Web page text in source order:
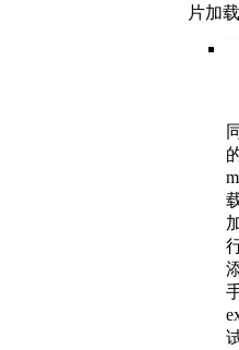
片加